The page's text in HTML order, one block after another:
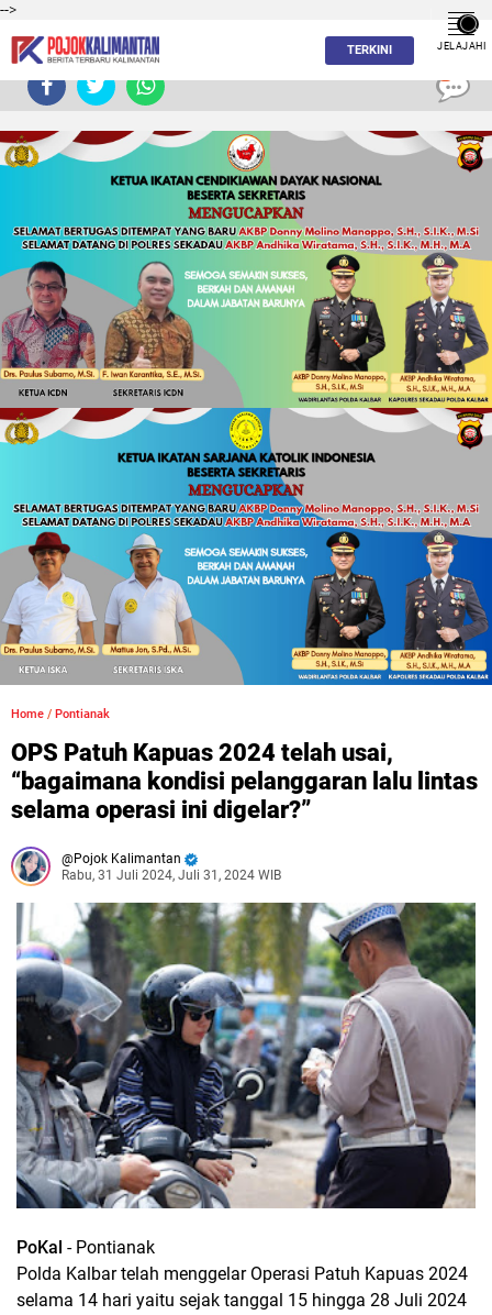
-->
TERKINI JELAJAHI
Home / Pontianak
OPS Patuh Kapuas 2024 telah usai,
“bagaimana kondisi pelanggaran lalu lintas
selama operasi ini digelar?”
Pojok Kalimantan
Rabu, 31 Juli 2024, Juli 31, 2024 WIB
PoKal - Pontianak
Polda Kalbar telah menggelar Operasi Patuh Kapuas 2024
selama 14 hari yaitu sejak tanggal 15 hingga 28 Juli 2024